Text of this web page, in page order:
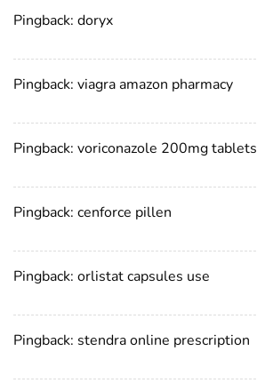
Pingback: doryx
Pingback: viagra amazon pharmacy
Pingback: voriconazole 200mg tablets
Pingback: cenforce pillen
Pingback: orlistat capsules use
Pingback: stendra online prescription